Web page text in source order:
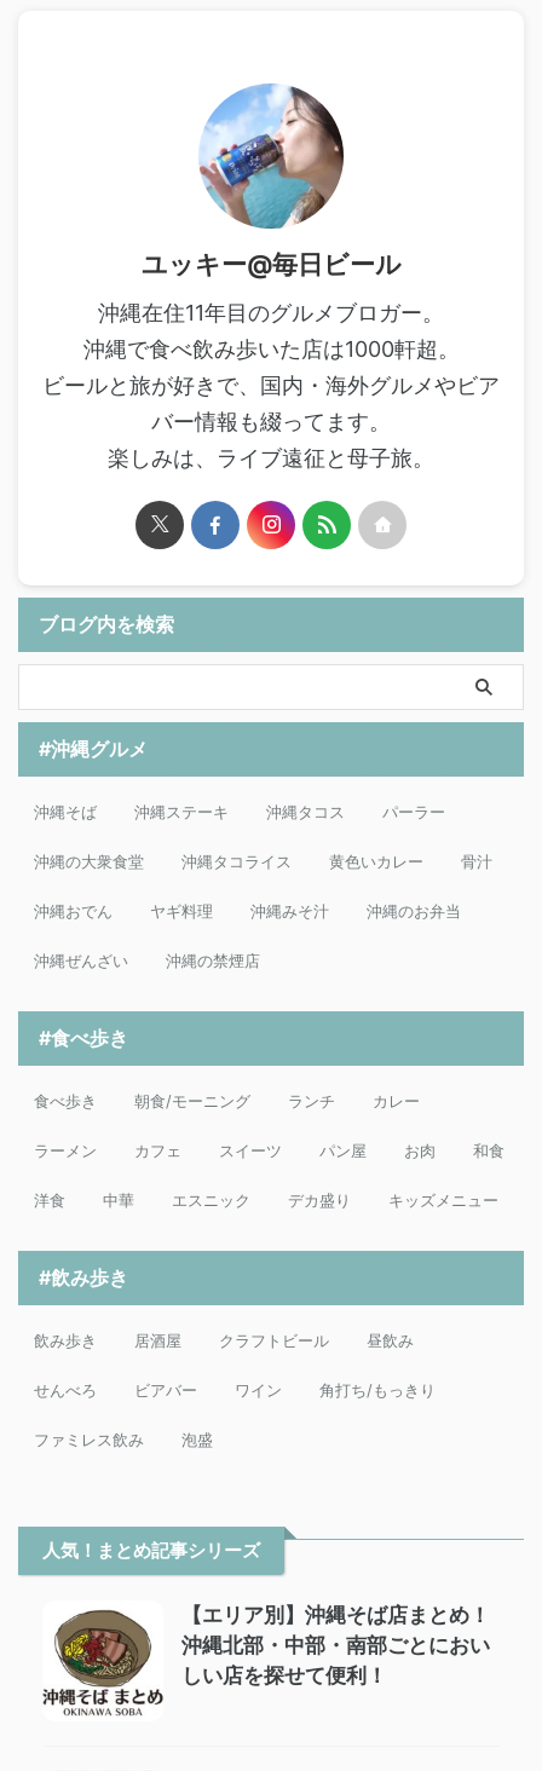
ユッキー@毎日ビール
沖縄在住11年目のグルメブロガー。
沖縄で食べ飲み歩いた店は1000軒超。
ビールと旅が好きで、国内・海外グルメやビア
バー情報も綴ってます。
楽しみは、ライブ遠征と母子旅。
ブログ内を検索
#沖縄グルメ
沖縄そば 沖縄ステーキ 沖縄タコス パーラー
沖縄の大衆食堂 沖縄タコライス 黄色いカレー 骨汁
沖縄おでん ヤギ料理 沖縄みそ汁 沖縄のお弁当
沖縄ぜんざい 沖縄の禁煙店
#食べ歩き
食べ歩き 朝食/モーニング ランチ カレー
ラーメン カフェ スイーツ パン屋 お肉 和食
洋食 中華 エスニック デカ盛り キッズメニュー
#飲み歩き
飲み歩き 居酒屋 クラフトビール 昼飲み
せんべろ ビアバー ワイン 角打ち/もっきり
ファミレス飲み 泡盛
人気！まとめ記事シリーズ
【エリア別】沖縄そば店まとめ！
沖縄北部・中部・南部ごとにおい
しい店を探せて便利！